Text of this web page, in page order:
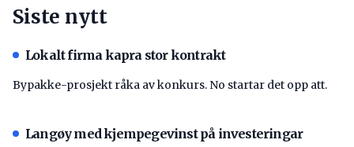
Siste nytt
Lokalt firma kapra stor kontrakt
Bypakke-prosjekt råka av konkurs. No startar det opp att.
Langøy med kjempegevinst på investeringar